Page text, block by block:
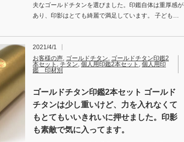
夫なゴールドチタンを選びました。印鑑自体は重厚感が
あり、印影はとても綺麗で満足しています。 子ども…
2021/4/1
お客様の声, ゴールドチタン, ゴールドチタン印鑑2
本セット , チタン, 個人用印鑑2本セット , 個人用印
鑑 印材別
ゴールドチタン印鑑2本セット ゴールド
チタンは少し重いけど、力を入れなくて
もとてもいいきれいに押せました。印影
も素敵で気に入ってます。